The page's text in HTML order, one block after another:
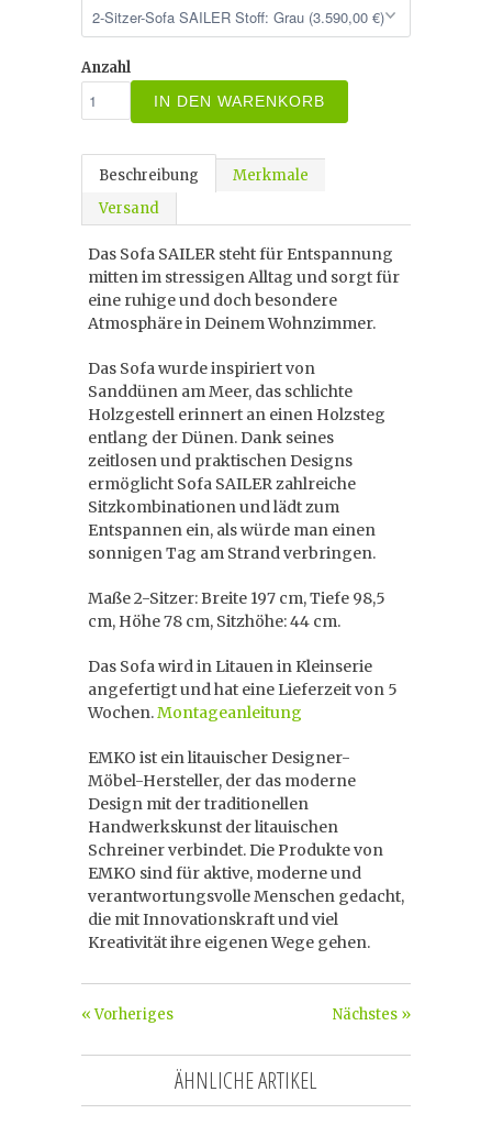
Anzahl
IN DEN WARENKORB
Beschreibung
Merkmale
Versand
Das Sofa SAILER steht für Entspannung
mitten im stressigen Alltag und sorgt für
eine ruhige und doch besondere
Atmosphäre in Deinem Wohnzimmer.
Das Sofa wurde inspiriert von
Sanddünen am Meer, das schlichte
Holzgestell erinnert an einen Holzsteg
entlang der Dünen. Dank seines
zeitlosen und praktischen Designs
ermöglicht Sofa SAILER zahlreiche
Sitzkombinationen und lädt zum
Entspannen ein, als würde man einen
sonnigen Tag am Strand verbringen.
Maße 2-Sitzer: Breite 197 cm, Tiefe 98,5
cm, Höhe 78 cm, Sitzhöhe: 44 cm.
Das Sofa wird in Litauen in Kleinserie
angefertigt und hat eine Lieferzeit von 5
Wochen.Montageanleitung
EMKO ist ein litauischer Designer-
Möbel-Hersteller, der das moderne
Design mit der traditionellen
Handwerkskunst der litauischen
Schreiner verbindet. Die Produkte von
EMKO sind für aktive, moderne und
verantwortungsvolle Menschen gedacht,
die mit Innovationskraft und viel
Kreativität ihre eigenen Wege gehen.
Nächstes »
« Vorheriges
ÄHNLICHE ARTIKEL